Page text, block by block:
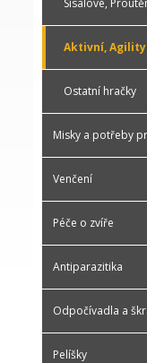
Sisalové,
Aktivní, Agility
Ostatní hračky
Misky a potřeby
Venčení
Péče o zvíře
Antiparazitika
Odpočívadla a
Pelíšky